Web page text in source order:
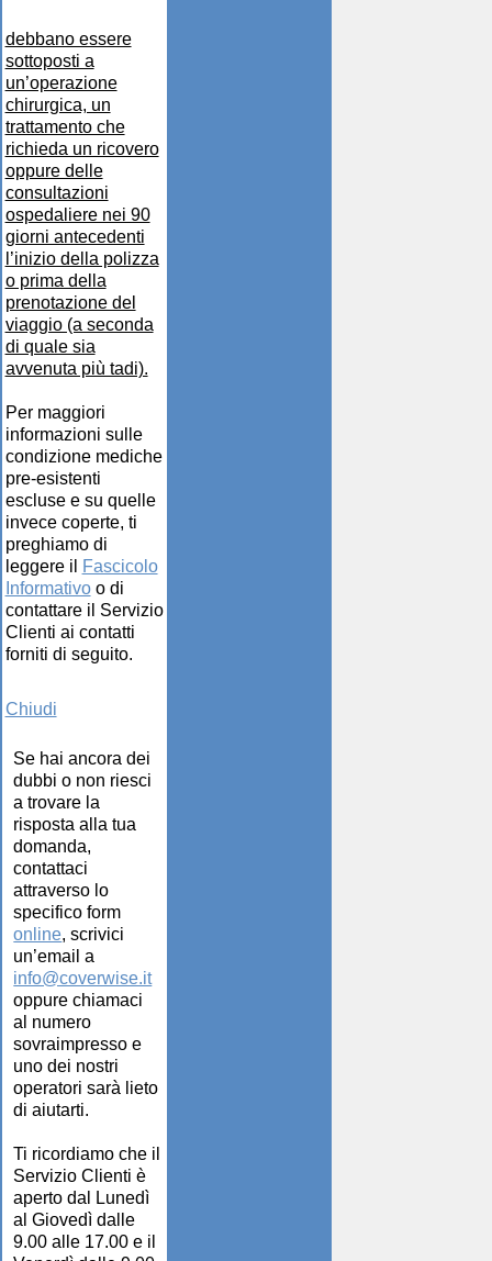
debbano essere
sottoposti a
un’operazione
chirurgica, un
trattamento che
richieda un ricovero
oppure delle
consultazioni
ospedaliere nei 90
giorni antecedenti
l’inizio della polizza
o prima della
prenotazione del
viaggio (a seconda
di quale sia
avvenuta più tadi).
Per maggiori
informazioni sulle
condizione mediche
pre-esistenti
escluse e su quelle
invece coperte, ti
preghiamo di
leggere il
Fascicolo
Informativoo di
contattare il Servizio
Clienti ai contatti
forniti di seguito.
Chiudi
Se hai ancora dei
dubbi o non riesci
a trovare la
risposta alla tua
domanda,
contattaci
attraverso lo
specifico form
online, scrivici
un’email a
info@coverwise.it
oppure chiamaci
al numero
sovraimpresso e
uno dei nostri
operatori sarà lieto
di aiutarti.
Ti ricordiamo che il
Servizio Clienti è
aperto dal Lunedì
al Giovedì dalle
9.00 alle 17.00 e il